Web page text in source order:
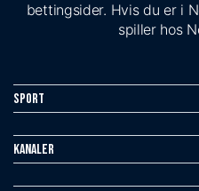
bettingsider. Hvis du er i
spiller hos
Sport
Kanaler